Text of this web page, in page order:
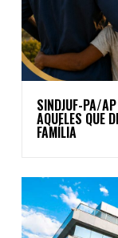
SINDJUF-PA/
AQUELES QUE
FAMÍLIA